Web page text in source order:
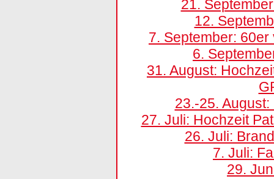
21.
12.
7. September:
6.
31. August:
23.-25.
27. Juli: Hochzeit
26. Juli:
7. Juli:
29.